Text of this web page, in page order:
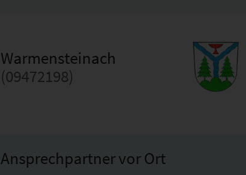
Warmensteinach
(09472198)
Ansprechpartner vor Ort